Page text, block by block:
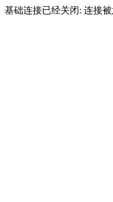
基础连接已经关闭: 连接被